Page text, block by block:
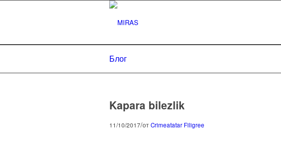
Блог
Kapara bilezlik
11/10/2017/отCrimeatatar Filigree